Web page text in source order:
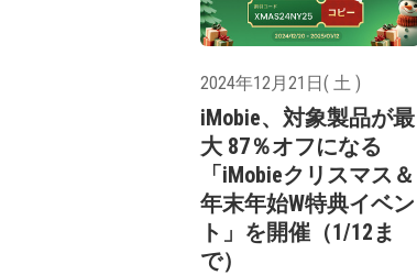
2024年12月21日( 土 )
iMobie、対象製品が最
大 87％オフになる
「iMobieクリスマス＆
年末年始W特典イベン
ト」を開催（1/12ま
で）